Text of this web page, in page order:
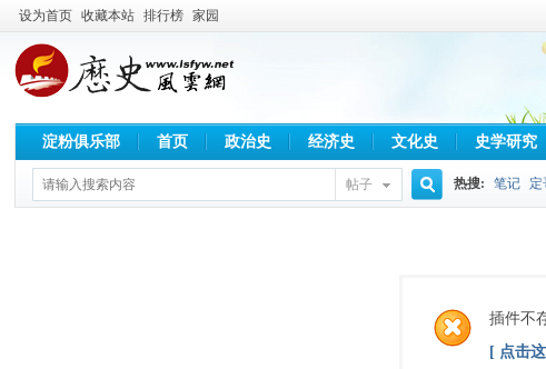
设为首页 收藏本站 排行榜 家园
淀粉俱乐部 首页 政治史 经济史 文化史 史学研究
帖子 热搜: 笔记 定
插件不
[ 点击